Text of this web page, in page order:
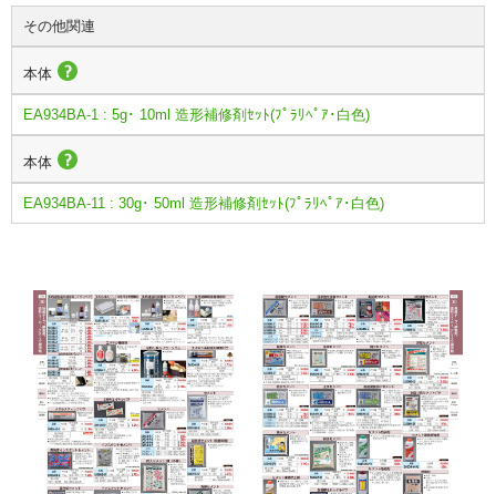
その他関連
本体
EA934BA-1 : 5g･ 10ml 造形補修剤ｾｯﾄ(ﾌﾟﾗﾘﾍﾟｱ･白色)
本体
EA934BA-11 : 30g･ 50ml 造形補修剤ｾｯﾄ(ﾌﾟﾗﾘﾍﾟｱ･白色)